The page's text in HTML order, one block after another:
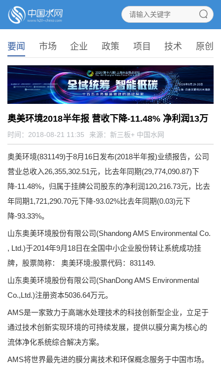
要闻 市场 企业 政策 项目 技术 原创
奥美环境2018半年报 营收下降-11.48% 净利润13万
时间：2018-08-21 11:35 来源： 新三板+ 中国水网
奥美环境(831149)于8月16日发布(2018半年报)业绩报告，公司
营业总收入26,355,302.51元，比去年同期(29,774,090.87)下
降-11.48%，归属于挂牌公司股东的净利润120,216.73元，比去
年同期1,721,290.70元下降-93.02%比去年同期(0.03)元下
降-93.33%。
山东奥美环境股份有限公司(Shandong AMS Environmental Co.
, Ltd.)于2014年9月18日在全国中小企业股份转让系统成功挂
牌，股票简称： 奥美环境;股票代码：831149.
山东奥美环境股份有限公司(ShanDong AMS Environmental
Co.,Ltd.)注册资本5036.64万元。
AMS是一家致力于高端水处理技术的科技创新型企业，立足于
通过技术创新实现环境的可持续发展，提供以膜分离为核心的
流体净化系统综合解决方案。
AMS将世界最先进的膜分离技术和环保概念服务于中国市场。